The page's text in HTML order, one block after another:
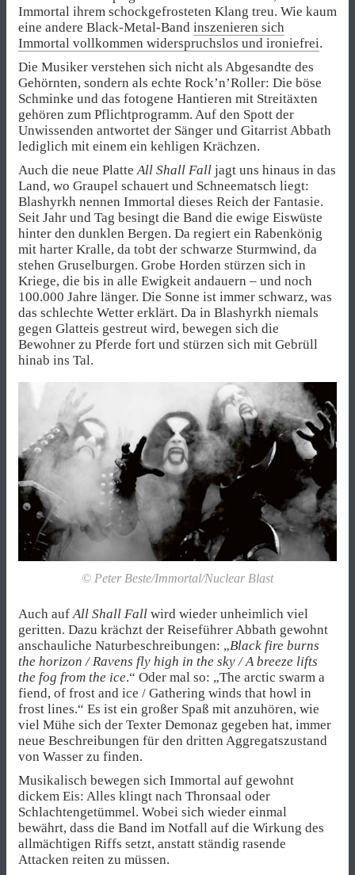
Immortal ihrem schockgefrosteten Klang treu. Wie kaum
eine andere Black-Metal-Band inszenieren sich
Immortal vollkommen widerspruchslos und ironiefrei.
Die Musiker verstehen sich nicht als Abgesandte des
Gehörnten, sondern als echte Rock’n’Roller: Die böse
Schminke und das fotogene Hantieren mit Streitäxten
gehören zum Pflichtprogramm. Auf den Spott der
Unwissenden antwortet der Sänger und Gitarrist Abbath
lediglich mit einem ein kehligen Krächzen.
Auch die neue PlatteAll Shall Fall jagt uns hinaus in das
Land, wo Graupel schauert und Schneematsch liegt:
Blashyrkh nennen Immortal dieses Reich der Fantasie.
Seit Jahr und Tag besingt die Band die ewige Eiswüste
hinter den dunklen Bergen. Da regiert ein Rabenkönig
mit harter Kralle, da tobt der schwarze Sturmwind, da
stehen Gruselburgen. Grobe Horden stürzen sich in
Kriege, die bis in alle Ewigkeit andauern – und noch
100.000 Jahre länger. Die Sonne ist immer schwarz, was
das schlechte Wetter erklärt. Da in Blashyrkh niemals
gegen Glatteis gestreut wird, bewegen sich die
Bewohner zu Pferde fort und stürzen sich mit Gebrüll
hinab ins Tal.
© Peter Beste/Immortal/Nuclear Blast
Auch auf All Shall Fall wird wieder unheimlich viel
geritten. Dazu krächzt der Reiseführer Abbath gewohnt
anschauliche Naturbeschreibungen: „Black fire burns
the horizon / Ravens fly high in the sky / A breeze lifts
the fog from the ice.“ Oder mal so: „The arctic swarm a
fiend, of frost and ice / Gathering winds that howl in
frost lines.“ Es ist ein großer Spaß mit anzuhören, wie
viel Mühe sich der Texter Demonaz gegeben hat, immer
neue Beschreibungen für den dritten Aggregatszustand
von Wasser zu finden.
Musikalisch bewegen sich Immortal auf gewohnt
dickem Eis: Alles klingt nach Thronsaal oder
Schlachtengetümmel. Wobei sich wieder einmal
bewährt, dass die Band im Notfall auf die Wirkung des
allmächtigen Riffs setzt, anstatt ständig rasende
Attacken reiten zu müssen.